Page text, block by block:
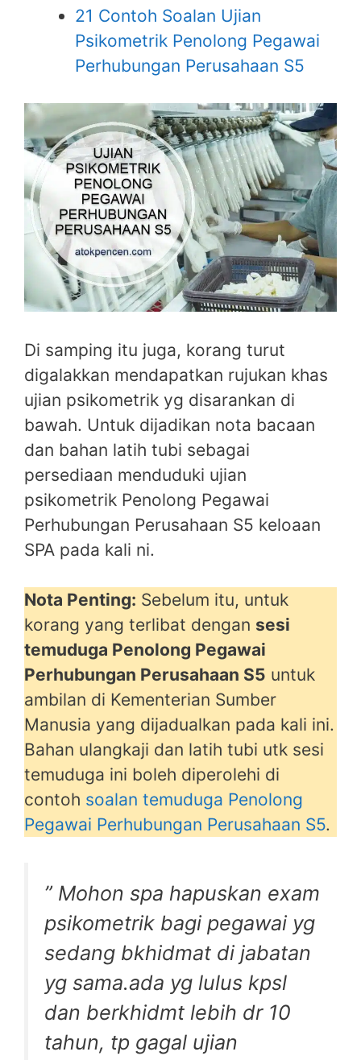
21 Contoh Soalan Ujian
Psikometrik Penolong Pegawai
Perhubungan Perusahaan S5
Di samping itu juga, korang turut
digalakkan mendapatkan rujukan khas
ujian psikometrik yg disarankan di
bawah. Untuk dijadikan nota bacaan
dan bahan latih tubi sebagai
persediaan menduduki ujian
psikometrik Penolong Pegawai
Perhubungan Perusahaan S5 keloaan
SPA pada kali ni.
Nota Penting: Sebelum itu, untuk
korang yang terlibat dengan sesi
temuduga Penolong Pegawai
Perhubungan Perusahaan S5 untuk
ambilan di Kementerian Sumber
Manusia yang dijadualkan pada kali ini.
Bahan ulangkaji dan latih tubi utk sesi
temuduga ini boleh diperolehi di
contoh soalan temuduga Penolong
Pegawai Perhubungan Perusahaan S5.
” Mohon spa hapuskan exam
psikometrik bagi pegawai yg
sedang bkhidmat di jabatan
yg sama.ada yg lulus kpsl
dan berkhidmt lebih dr 10
tahun, tp gagal ujian